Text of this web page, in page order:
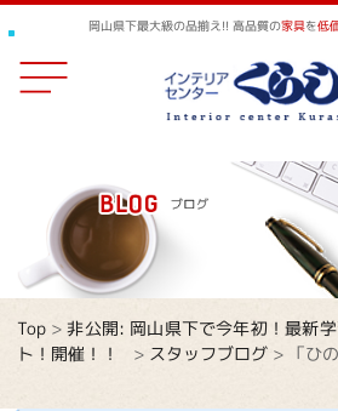
岡山県下最大級の品揃え!! 高品質の家具を低
Top >非公開: 岡山県下で今年初！最新
ト！開催！！
> スタッフブログ > 「ひ